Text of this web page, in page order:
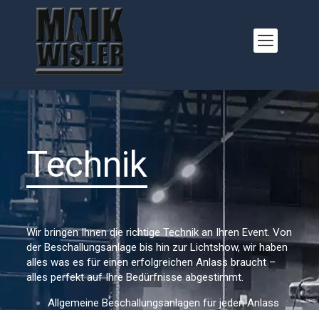
Technik
Wir bringen Ihnen die richtige Technik an Ihren Event. Von
der Beschallungsanlage bis hin zur Lichtshow, wir haben
alles was es für einen erfolgreichen Anlass braucht –
alles perfekt auf Ihre Bedürfnisse abgestimmt.
Allgemeine Beschallungsanlagen für jeden Anlass